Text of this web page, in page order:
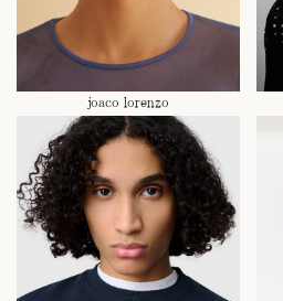
joaco lorenzo